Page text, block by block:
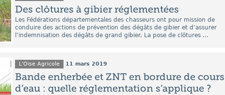
Des clôtures à gibier réglementées
Les Fédérations départementales des chasseurs ont pour mission de
conduire des actions de prévention des dégâts de gibier et d’assurer
l’indemnisation des dégâts de grand gibier. La pose de clôtures ...
L'Oise Agricole 11 mars 2019
Bande enherbée et ZNT en bordure de cours
d’eau : quelle réglementation s’applique ?